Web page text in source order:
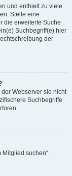
und enthielt zu viele
Stelle eine
die erweiterte Suche
Suchbegriff(e) hier
der
Webserver sie nicht
Suchbegriffe
Mitglied suchen“.